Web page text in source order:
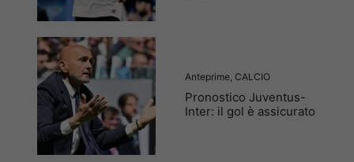
Anteprime CALCIO
Pronostico Juventus-
Inter: il gol è assicurato